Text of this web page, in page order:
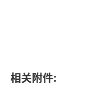
相关附件: